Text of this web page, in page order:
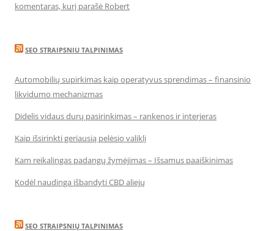
komentaras, kurį parašė Robert
SEO STRAIPSNIU TALPINIMAS
Automobilių supirkimas kaip operatyvus sprendimas – finansinio
likvidumo mechanizmas
Didelis vidaus durų pasirinkimas – rankenos ir interjeras
Kaip išsirinkti geriausią pelėsio valiklį
Kam reikalingas padangų žymėjimas – Išsamus paaiškinimas
Kodėl naudinga išbandyti CBD aliejų
SEO STRAIPSNIŲ TALPINIMAS